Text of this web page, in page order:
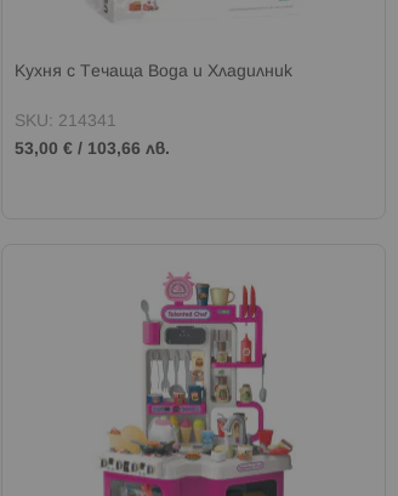
Кухня с Течаща Вода и Хладилник
SKU: 214341
53,00 € / 103,66 лв.